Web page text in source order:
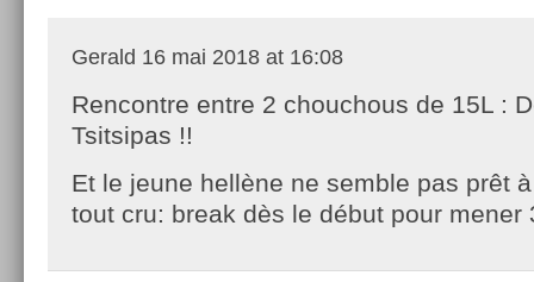
Gerald 16 mai 2018 at 16:08
Rencontre entre 2 chouchous de 15L :
Tsitsipas !!
Et le jeune hellène ne semble pas prêt
tout cru: break dès le début pour mener